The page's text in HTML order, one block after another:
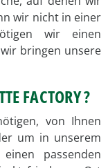
wir nicht in einer
wir einen
bringen unsere
FACTORY ?
von Ihnen
um in unserem
passenden